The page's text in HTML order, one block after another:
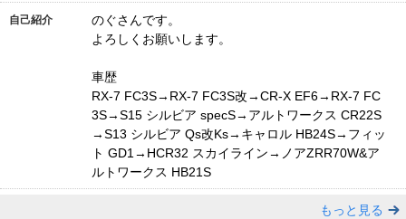
自己紹介
のぐさんです。
よろしくお願いします。
車歴
RX-7 FC3S→RX-7 FC3S改→CR-X EF6→RX-7 FC
3S→S15 シルビア specS→アルトワークス CR22S
→S13 シルビア Qs改Ks→キャロル HB24S→フィッ
ト GD1→HCR32 スカイライン→ノアZRR70W&ア
ルトワークス HB21S
もっと見る